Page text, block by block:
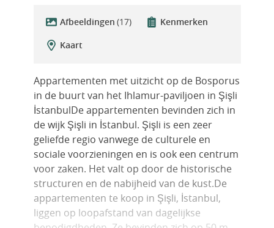
Afbeeldingen (17)
Kenmerken
Kaart
Appartementen met uitzicht op de Bosporus
in de buurt van het Ihlamur-paviljoen in Şişli
İstanbulDe appartementen bevinden zich in
de wijk Şişli in İstanbul. Şişli is een zeer
geliefde regio vanwege de culturele en
sociale voorzieningen en is ook een centrum
voor zaken. Het valt op door de historische
structuren en de nabijheid van de kust.De
appartementen te koop in Şişli, İstanbul,
liggen op loopafstand van dagelijkse